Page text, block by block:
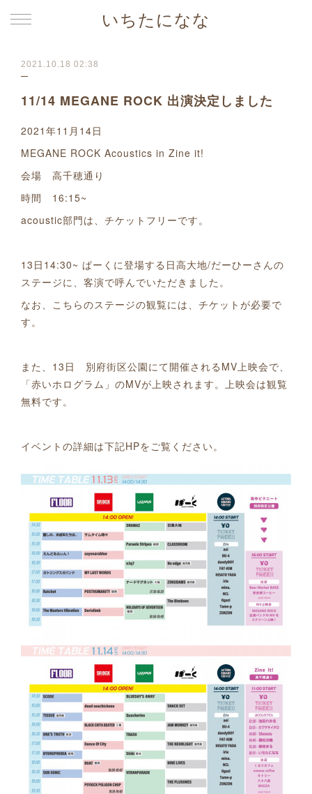
いちたになな
2021.10.18 02:38
11/14 MEGANE ROCK 出演決定しました
2021年11月14日
MEGANE ROCK Acoustics in Zine it!
会場 高千穂通り
時間 16:15~
acoustic部門は、チケットフリーです。
13日14:30~ ぱーくに登場する日高大地/だーひーさんの
ステージに、客演で呼んでいただきました。
なお、こちらのステージの観覧には、チケットが必要で
す。
また、13日 別府街区公園にて開催されるMV上映会で、
「赤いホログラム」のMVが上映されます。上映会は観覧
無料です。
イベントの詳細は下記HPをご覧ください。